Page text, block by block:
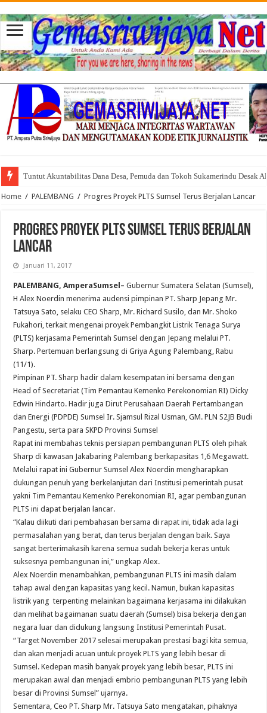
Tuntut Akuntabilitas Dana Desa, Pemuda dan Tokoh Sukamerindu Desak
Home / PALEMBANG / Progres Proyek PLTS Sumsel Terus Berjalan Lancar
Progres Proyek PLTS Sumsel Terus Berjalan
Lancar
Januari 11, 2017
PALEMBANG, AmperaSumsel–Gubernur Sumatera Selatan (Sumsel),
H Alex Noerdin menerima audensi pimpinan PT. Sharp Jepang Mr.
Tatsuya Sato, selaku CEO Sharp, Mr. Richard Susilo, dan Mr. Shoko
Fukahori, terkait mengenai proyek Pembangkit Listrik Tenaga Surya
(PLTS) kerjasama Pemerintah Sumsel dengan Jepang melalui PT.
Sharp. Pertemuan berlangsung di Griya Agung Palembang, Rabu
(11/1).
Pimpinan PT. Sharp hadir dalam kesempatan ini bersama dengan
Head of Secretariat (Tim Pemantau Kemenko Perekonomian RI) Dicky
Edwin Hindarto. Hadir juga Dirut Perusahaan Daerah Pertambangan
dan Energi (PDPDE) Sumsel Ir. Sjamsul Rizal Usman, GM. PLN S2JB Budi
Pangestu, serta para SKPD Provinsi Sumsel
Rapat ini membahas teknis persiapan pembangunan PLTS oleh pihak
Sharp di kawasan Jakabaring Palembang berkapasitas 1,6 Megawatt.
Melalui rapat ini Gubernur Sumsel Alex Noerdin mengharapkan
dukungan penuh yang berkelanjutan dari Institusi pemerintah pusat
yakni Tim Pemantau Kemenko Perekonomian RI, agar pembangunan
PLTS ini dapat berjalan lancar.
“Kalau diikuti dari pembahasan bersama di rapat ini, tidak ada lagi
permasalahan yang berat, dan terus berjalan dengan baik. Saya
sangat berterimakasih karena semua sudah bekerja keras untuk
suksesnya pembangunan ini,” ungkap Alex.
Alex Noerdin menambahkan, pembangunan PLTS ini masih dalam
tahap awal dengan kapasitas yang kecil. Namun, bukan kapasitas
listrik yang terpenting melainkan bagaimana kerjasama ini dilakukan
dan melihat bagaimanan suatu daerah (Sumsel) bisa bekerja dengan
negara luar dan didukung langsung Institusi Pemerintah Pusat.
“Target November 2017 selesai merupakan prestasi bagi kita semua,
dan akan menjadi acuan untuk proyek PLTS yang lebih besar di
Sumsel. Kedepan masih banyak proyek yang lebih besar, PLTS ini
merupakan awal dan menjadi embrio pembangunan PLTS yang lebih
besar di Provinsi Sumsel” ujarnya.
Sementara, Ceo PT. Sharp Mr. Tatsuya Sato mengatakan, pihaknya